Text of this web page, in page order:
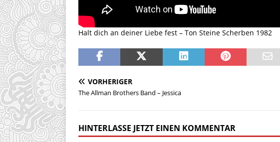
Halt dich an deiner Liebe fest – Ton Steine Scherben 1982
VORHERIGER
The Allman Brothers Band – Jessica
HINTERLASSE JETZT EINEN KOMMENTAR